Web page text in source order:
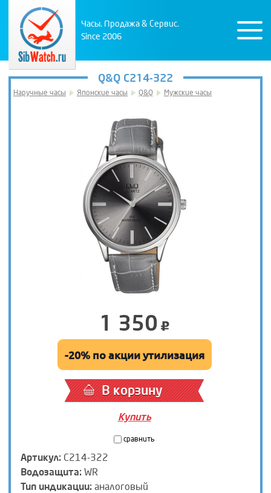
Часы. Продажа & Сервис.
Since 2006
Q&Q C214-322
Наручные часы Японские часы Q&Q Мужские часы
1 350
-20% по акции утилизация
В корзину
Купить
сравнить
Артикул: C214-322
Водозащита: WR
Тип индикации: аналоговый